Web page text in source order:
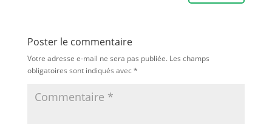
Poster le commentaire
Votre adresse e-mail ne sera pas publiée. Les champs
obligatoires sont indiqués avec*